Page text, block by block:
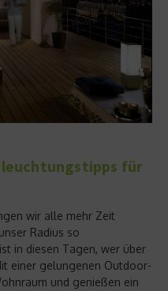
für
wir alle mehr Zeit
Radius so
in diesen Tagen, wer über
einer gelungenen Outdoor-
und genießen ein